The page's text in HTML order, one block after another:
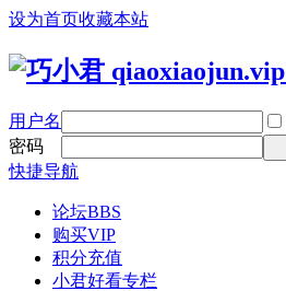
设为首页收藏本站
用户名
密码
快捷导航
论坛BBS
购买VIP
积分充值
小君好看专栏